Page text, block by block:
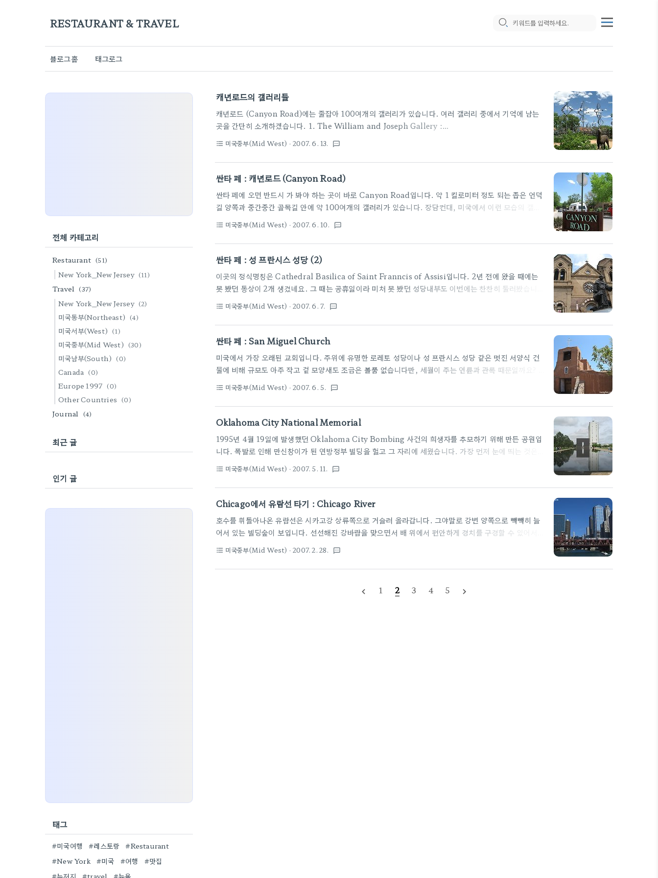
RESTAURANT & TRAVEL
블로그홈 태그로그
캐년로드의 갤러리들
캐년로드 (Canyon Road)에는 줄잡아 100여개의 갤러리가 있습니다. 여러 갤러리 중에서 기억에 남는
곳을 간단히 소개하겠습니다. 1. The William and Joseph Gallery :
http://www.thewilliamandjosephgallery.com 캐년로드에서 가장 먼저 들어갔던 갤러리입니다. 갤
러리 밖에 전시한 철사를 구부려서 만든 사람 모습과 원통만을 이용해서 만든 어린아이 모습이 귀엽고 유쾌
해서 들어갔습니다. 주로 재즈와 카페, 그리고 도시생활을 묘사한 작품이 많았습니다. 별 것 아닌 것 같아도
벽에 붙어 있는 것들은 보통 $2,500~$4,000 정도 하더라는.. 2. Wiford Gallery :
http://www.wifordgallery.com 싼타페 시내를 여기..
format_list_bulleted 미국중부(Mid West) · 2007. 6. 13. textsms
싼타 페 : 캐년로드 (Canyon Road)
싼타 페에 오면 반드시 가 봐야 하는 곳이 바로 Canyon Road입니다. 약 1 킬로미터 정도 되는 좁은 언덕
길 양쪽과 중간중간 골목길 안에 약 100여개의 갤러리가 있습니다. 장담컨대, 미국에서 이런 모습의 갤러
리 거리는 없습니다. 서울의 삼청동 갤러리 골목 정도 되는 곳이죠. 다른 점이라면 좀더 한적하고 고즈넉해
서 더 많은 여유를 부릴 수 있다고나 할까요? 인사동이나 삼청동에 있는 갤러리에는 왠지 모르게 쉽사리 발
길을 들여놓을 수 없었는데 캐년로드에 있는 갤러리는 아주 편하게 들락날락거렸습니다. 작품을 감상할 때
보면 늘 가격표도 같이 붙어 있어서 갤러리라기 보다는 오히려 무슨 기념품 상점에 온 느낌이라 별 부담이
format_list_bulleted 미국중부(Mid West) · 2007. 6. 10. textsms
싼타 페 : 성 프란시스 성당 (2)
이곳의 정식명칭은 Cathedral Basilica of Saint Franncis of Assisi입니다. 2년 전에 왔을 때에는
못 봤던 동상이 2개 생겼네요. 그 때는 공휴일이라 미처 못 봤던 성당내부도 이번에는 찬찬히 둘러봤습니
다. 소박한 스테인드 글라스와 다소 투박해 보이는 여러 장식들이 보기 좋더라구요. 유럽에 있는 역사와 전
통을 자랑하는 여러 성당들이 웅장하고 멋지기는 하지만 그 웅장함으로 사람을 짓누르는 듯한, 다소 비인간
적인 느낌을 주는데 비하여 이 곳 싼타 페에 있는 성당들은 참 인간적이라는 생각을 했습니다. 워낙에 좁은
싼타 페 시내관광을 하다보면 하루에도 몇 번씩 이래저래 성 프란시스 성당을 지나치게 되는데, 해가 질 때
붉은 석양빛을 받은 성당의 모습이 가장 보기 좋았습니다.
format_list_bulleted 미국중부(Mid West) · 2007. 6. 7. textsms
싼타 페 : San Miguel Church
미국에서 가장 오래된 교회입니다. 주위에 유명한 로레토 성당이나 성 프란시스 성당 같은 멋진 서양식 건
물에 비해 규모도 아주 작고 겉 모양새도 조금은 볼품 없습니다만, 세월이 주는 연륜과 관록 때문일까요? 교
회 안으로 들어갔을 때 가장 경건해지고 괜히 마음이 차분해지는 교회였습니다. 여러차례 전쟁을 겪었기 때
문에 원래 모습과는 많이 달라졌지만 1610년 처음 교회가 세워졌을 당시의 아도비 양식도 볼 수 있고, 약간
은 조악해 보이지만 아직도 신도들의 숨결이 느껴지는 교회 분위기를 느끼기 위해서 꼭 한번은 가 보셔야할
곳입니다. 입장료 인당 $1.
format_list_bulleted 미국중부(Mid West) · 2007. 6. 5. textsms
Oklahoma City National Memorial
1995년 4월 19일에 발생했던 Oklahoma City Bombing 사건의 희생자를 추모하기 위해 만든 공원입
니다. 폭발로 인해 만신창이가 된 연방정부 빌딩을 헐고 그 자리에 세웠습니다. 가장 먼저 눈에 띄는 것은
기념관 양쪽에 세워진 2개의 커다란 시간의 문입니다. 각 문에는 9:01, 9:03의 시각이 새겨져 있는데 이는
폭발시간 9시2분을 기준으로 이전의 평화로웠던 때와 이후 새로운 희망을 갖게 된 때를 의미한다고 합니
다. 2개의 문 사이에 깊은 상처를 치유하고 평온함을 느끼게 해 주도록 아주 얕은 물이 흐르고 있고 그 옆에
희생자 168명을 상징하는 빈 의자 168개가 놓여있습니다. 중간중간 보이는 작은 의자들은 당시 어린이 희
생자 19명을 의미합니다. 공원 한쪽에는 폭발 당시에도 손상되지 ..
format_list_bulleted 미국중부(Mid West) · 2007. 5. 11. textsms
Chicago에서 유람선 타기 : Chicago River
호수를 휘돌아나온 유람선은 시카고강 상류쪽으로 거슬러 올라갑니다. 그야말로 강변 양쪽으로 빽빽히 늘
어서 있는 빌딩숲이 보입니다. 선선해진 강바람을 맞으면서 배 위에서 편안하게 경치를 구경할 수 있어서
참 좋았습니다. 어찌보면 참 삭막한 빌딩숲을 멋진 볼거리로 만들어 놓았더군요. 특히, M은 유람선을 타고
다니면서 아주 가까이서 볼 수 있는 시카고 시민들의 일상적인 모습, 주로 강변 레스토랑에서 여유있게 밥
먹는 모습이라든가, 강변을 산책하거나 앉아서 책 보는 모습들이 참 보기 좋다고 하더군요. 다 알아듣지는
면 하루하루의 일상생활 자체가 타지 사람들에게는 관광상품이라는 것을 다시 한번 느꼈습니다. 물론 대
format_list_bulleted 미국중부(Mid West) · 2007. 2. 28. textsms
navigate_before 1 2 3 4 5 navigate_next
전체 카테고리
Restaurant (51)
New York_New Jersey (11)
Travel (37)
New York_New Jersey (2)
미국동부(Northeast) (4)
미국서부(West) (1)
미국중부(Mid West) (30)
미국남부(South) (0)
Canada (0)
Europe 1997 (0)
Other Countries (0)
Journal (4)
최근 글
인기 글
태그
#미국여행 #레스토랑
#Restaurant
#New York
#미국 #여행
#맛집
#뉴저지
#travel #뉴욕